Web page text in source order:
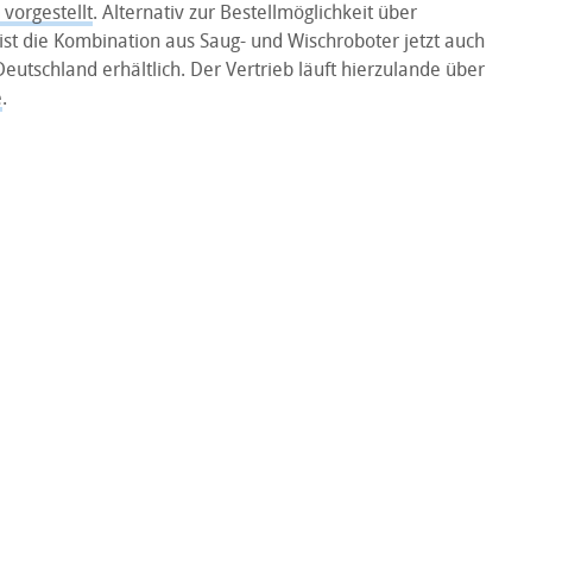
. Alternativ zur Bestellmöglichkeit über
die Kombination aus Saug- und Wischroboter jetzt auch
erhältlich. Der Vertrieb läuft hierzulande über
.